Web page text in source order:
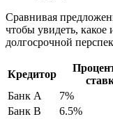
Сравнивая
чтобы увидеть,
долгосрочной
Кредитор
Банк A
7%
Банк B
6.5%